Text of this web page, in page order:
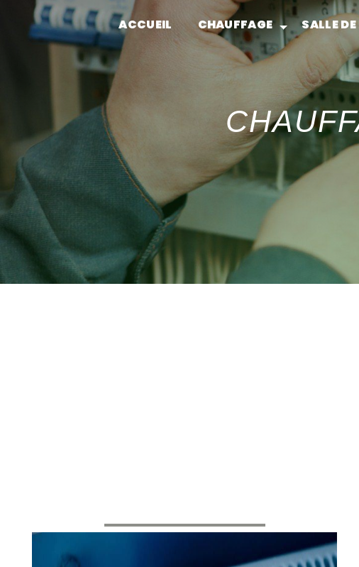
ACCUEIL CHAUFFAGE SALLE
Panneau de gestion des cookies